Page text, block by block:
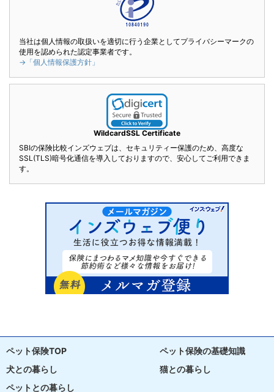
当社は個人情報の取扱いを適切に行う企業としてプライバシーマークの
使用を認められた認定事業者です。
→「個人情報保護方針」
WildcardSSL Certificate
SBIの保険比較インズウェブは、セキュリティー保護のため、高度な
SSL(TLS)暗号化通信を導入しておりますので、安心してご利用できま
す。
ペット保険TOP
ペット保険の基礎知識
犬との暮らし
猫との暮らし
ペットとの暮らし